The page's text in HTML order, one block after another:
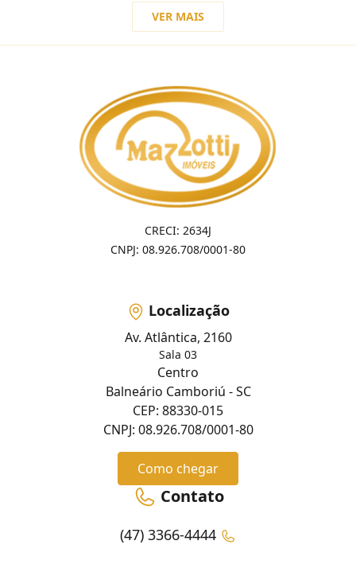
VER MAIS
CRECI: 2634J
CNPJ: 08.926.708/0001-80
Localização
Av. Atlântica, 2160
Sala 03
Centro
Balneário Camboriú - SC
CEP: 88330-015
CNPJ: 08.926.708/0001-80
Como chegar
Contato
(47) 3366-4444